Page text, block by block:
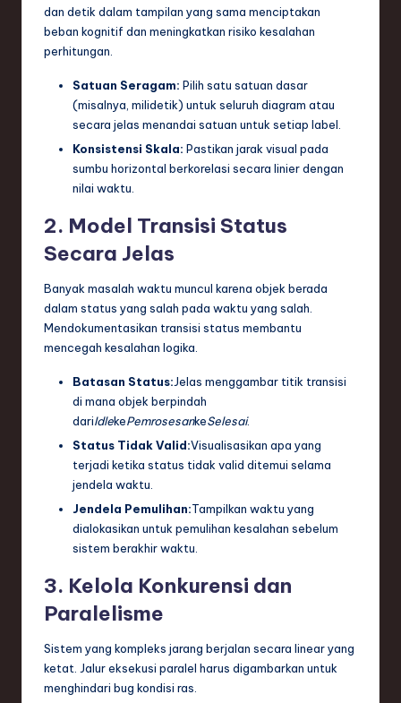
dan detik dalam tampilan yang sama menciptakan
beban kognitif dan meningkatkan risiko kesalahan
perhitungan.
Satuan Seragam: Pilih satu satuan dasar
(misalnya, milidetik) untuk seluruh diagram atau
secara jelas menandai satuan untuk setiap label.
Konsistensi Skala: Pastikan jarak visual pada
sumbu horizontal berkorelasi secara linier dengan
nilai waktu.
2. Model Transisi Status
Secara Jelas
Banyak masalah waktu muncul karena objek berada
dalam status yang salah pada waktu yang salah.
Mendokumentasikan transisi status membantu
mencegah kesalahan logika.
Batasan Status:Jelas menggambar titik transisi
di mana objek berpindah
dariIdlekePemrosesankeSelesai.
Status Tidak Valid:Visualisasikan apa yang
terjadi ketika status tidak valid ditemui selama
jendela waktu.
Jendela Pemulihan:Tampilkan waktu yang
dialokasikan untuk pemulihan kesalahan sebelum
sistem berakhir waktu.
3. Kelola Konkurensi dan
Paralelisme
Sistem yang kompleks jarang berjalan secara linear yang
ketat. Jalur eksekusi paralel harus digambarkan untuk
menghindari bug kondisi ras.